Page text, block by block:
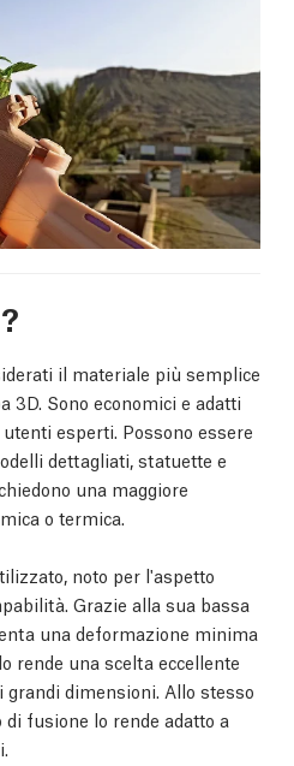
il materiale più semplice
3D. Sono economici e adatti
esperti. Possono essere
dettagliati, statuette e
una maggiore
o termica.
noto per l'aspetto
Grazie alla sua bassa
una deformazione minima
rende una scelta eccellente
dimensioni. Allo stesso
fusione lo rende adatto a